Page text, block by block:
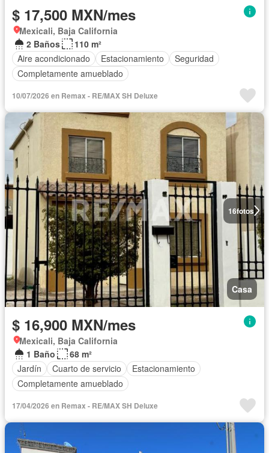
$ 17,500 MXN/mes
Mexicali, Baja California
2 Baños
110 m²
Aire acondicionado
Estacionamiento
Seguridad
Completamente amueblado
10/07/2026 en Remax - RE/MAX SH Deluxe
16fotos
Casa
$ 16,900 MXN/mes
Mexicali, Baja California
1 Baño
68 m²
Jardín
Cuarto de servicio
Estacionamiento
Completamente amueblado
17/04/2026 en Remax - RE/MAX SH Deluxe